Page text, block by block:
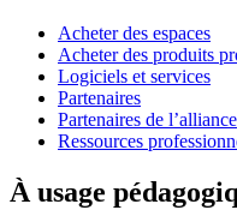
Acheter des espaces
Acheter des produits
Logiciels et services
Partenaires
Partenaires de l’alliance
Ressources
À usage